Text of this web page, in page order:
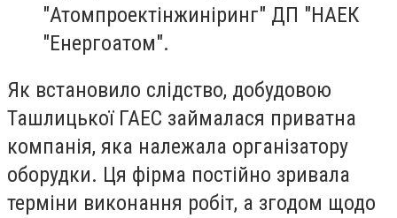
"Атомпроектінжиніринг" ДП "НАЕК
"Енергоатом".
Як встановило слідство, добудовою
Ташлицької ГАЕС займалася приватна
компанія, яка належала організатору
оборудки. Ця фірма постійно зривала
терміни виконання робіт, а згодом щодо